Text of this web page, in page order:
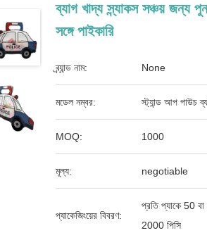
ব্যাগ খাদ্য স্ন্যাকস সঞ্চয় জন্য
সঙ্গে পাইকারি
ব্র্যান্ড নাম: None
মডেল নম্বর: স্ট্যান্ড আপ পাউচ
MOQ: 1000
মূল্য: negotiable
প্যাকেজিংয়ের বিবরণ:
প্রতি প্যাকে 50 বা
2000 পিসি